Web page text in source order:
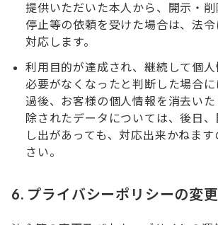
提供いただいた本人から、開示・
停止等の依頼を受けた場合は、法
対応します。
利用目的が達成され、継続して個
必要がなくなったと判断した場合
過後、お客様の個人情報を消去いた
除されたデータについては、後日
し出があっても、対応出来かねま
さい。
6. プライバシーポリシーの変